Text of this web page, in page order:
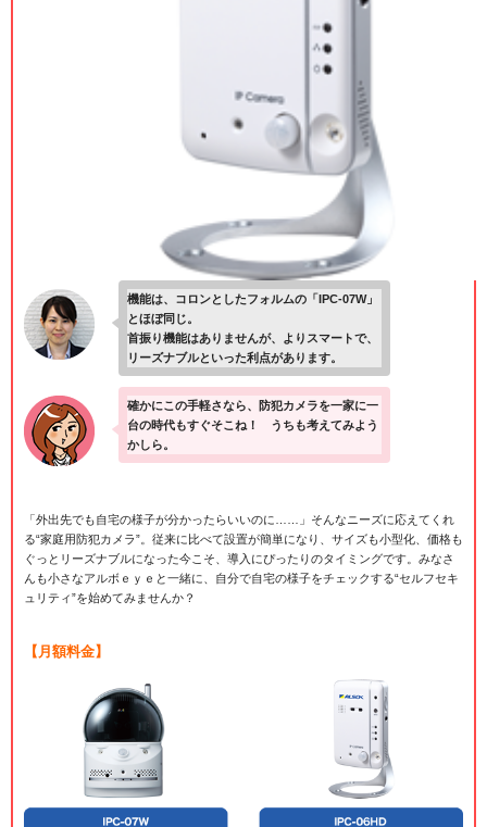
機能は、コロンとしたフォルムの「IPC-07W」
とほぼ同じ。
首振り機能はありませんが、よりスマートで、
リーズナブルといった利点があります。
確かにこの手軽さなら、防犯カメラを一家に一
台の時代もすぐそこね！ うちも考えてみよう
かしら。
「外出先でも自宅の様子が分かったらいいのに……」そんなニーズに応えてくれ
る“家庭用防犯カメラ”。従来に比べて設置が簡単になり、サイズも小型化、価格も
ぐっとリーズナブルになった今こそ、導入にぴったりのタイミングです。みなさ
んも小さなアルボｅｙｅと一緒に、自分で自宅の様子をチェックする“セルフセキ
ュリティ”を始めてみませんか？
【月額料金】